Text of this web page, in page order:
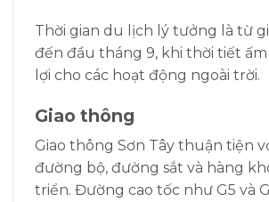
Thời gian du lịch lý tưởng là từ
đến đầu tháng 9, khi thời tiết
lợi cho các hoạt động ngoài trời.
Giao thông
Giao thông Sơn Tây thuận tiện
đường bộ, đường sắt và hàng
triển. Đường cao tốc như G5 và